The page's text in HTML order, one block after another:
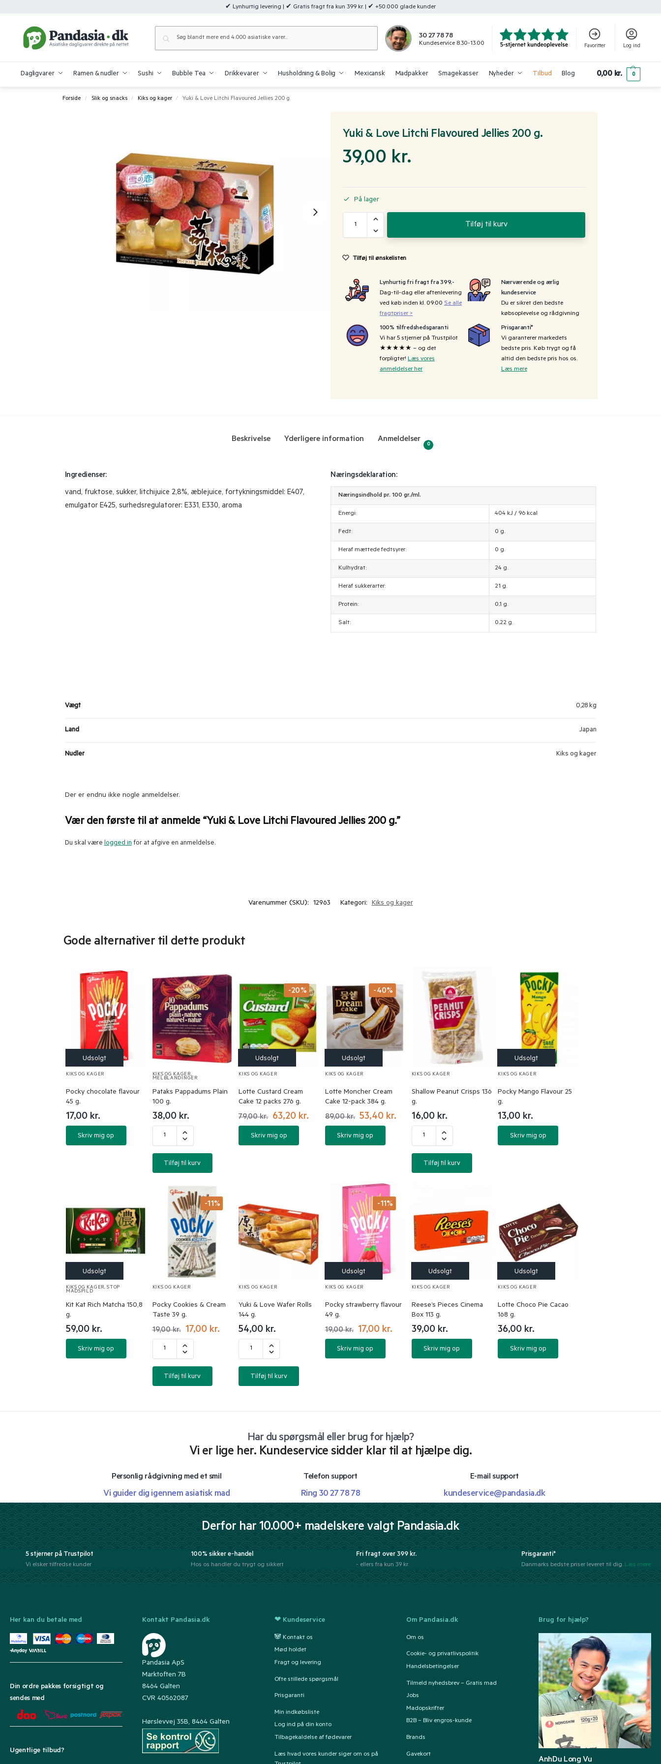
✔ Lynhurtig levering | ✔ Gratis fragt fra kun 399 kr. | ✔ +50.000 glade kunder
30 27 78 78
Kundeservice 8.30-13.00 Favoritter Log ind
Dagligvarer Ramen & nudler Sushi Bubble Tea Drikkevarer Husholdning & Bolig Mexicansk Madpakker Smagekasser Nyheder Tilbud Blog 0,00 kr. 0
Forside / Slik og snacks / Kiks og kager / Yuki & Love Litchi Flavoured Jellies 200 g.
Yuki & Love Litchi Flavoured Jellies 200 g.
39,00 kr.
På lager
Tilføj til kurv
Tilføj til ønskelisten
Lynhurtig fri fragt fra 399,-
Dag-til-dag eller aftenlevering
ved køb inden kl. 09:00 Se alle
fragtpriser >
Nærværende og ærlig
kundeservice
Du er sikret den bedste
købsoplevelse og rådgivning
100% tilfredshedsgaranti
Vi har 5 stjerner på Trustpilot
★★★★★ – og det
forpligter! Læs vores
anmeldelser her
Prisgaranti*
Vi garanterer markedets
bedste pris. Køb trygt og få
altid den bedste pris hos os.
Læs mere
Beskrivelse Yderligere information Anmeldelser
0
Ingredienser:
vand, fruktose, sukker, litchijuice 2,8%, æblejuice, fortykningsmiddel: E407,
emulgator E425, surhedsregulatorer: E331, E330, aroma
Næringsdeklaration:
Næringsindhold pr. 100 gr./ml.
Energi: 404 kJ / 96 kcal
Fedt: 0 g.
Heraf mættede fedtsyrer: 0 g.
Kulhydrat: 24 g.
Heraf sukkerarter: 21 g.
Protein: 0,1 g.
Salt: 0,22 g.
Vægt 0,28 kg
Land Japan
Nudler Kiks og kager
Der er endnu ikke nogle anmeldelser.
Vær den første til at anmelde “Yuki & Love Litchi Flavoured Jellies 200 g.”
Du skal værelogged infor at afgive en anmeldelse.
Varenummer (SKU): 12963 Kategori: Kiks og kager
Gode alternativer til dette produkt
KIKS OG KAGER
Pocky chocolate flavour
45 g.
17,00 kr.
Skriv mig op
KIKS OG KAGER,
MELBLANDINGER
Pataks Pappadums Plain
100 g.
38,00 kr.
Tilføj til kurv
-20%
KIKS OG KAGER
Lotte Custard Cream
Cake 12 packs 276 g.
79,00kr. 63,20 kr.
Skriv mig op
-40%
KIKS OG KAGER
Lotte Moncher Cream
Cake 12-pack 384 g.
89,00kr. 53,40 kr.
Skriv mig op
KIKS OG KAGER
Shallow Peanut Crisps 136
g.
16,00 kr.
Tilføj til kurv
KIKS OG KAGER
Pocky Mango Flavour 25
g.
13,00 kr.
Skriv mig op
KIKS OG KAGER,STOP
MADSPILD
Kit Kat Rich Matcha 150,8
g.
59,00 kr.
Skriv mig op
-11%
KIKS OG KAGER
Pocky Cookies & Cream
Taste 39 g.
19,00kr. 17,00 kr.
Tilføj til kurv
KIKS OG KAGER
Yuki & Love Wafer Rolls
144 g.
54,00 kr.
Tilføj til kurv
-11%
KIKS OG KAGER
Pocky strawberry flavour
49 g.
19,00kr. 17,00 kr.
Skriv mig op
KIKS OG KAGER
Reese’s Pieces Cinema
Box 113 g.
39,00 kr.
Skriv mig op
KIKS OG KAGER
Lotte Choco Pie Cacao
168 g.
36,00 kr.
Skriv mig op
Har du spørgsmål eller brug for hjælp?
Vi er lige her. Kundeservice sidder klar til at hjælpe dig.
Personlig rådgivning med et smil
Vi guider dig igennem asiatisk mad
Telefon support
Ring 30 27 78 78
E-mail support
kundeservice@pandasia.dk
Derfor har 10.000+ madelskere valgt Pandasia.dk
5 stjerner på Trustpilot
Vi elsker tilfredse kunder
100% sikker e-handel
Hos os handler du trygt og sikkert
Fri fragt over 399 kr.
- ellers fra kun 39 kr.
Prisgaranti*
Danmarks bedste priser leveret til dig. Læs mere
Her kan du betale med
Din ordre pakkes forsigtigt og
sendes med
Ugentlige tilbud?
Kontakt Pandasia.dk
Pandasia ApS
Marktoften 7B
8464 Galten
CVR 40562087
Hørslevvej 35B, 8464 Galten
❤ Kundeservice
🐼 Kontakt os
Mød holdet
Fragt og levering
Ofte stillede spørgsmål
Prisgaranti
Min indkøbsliste
Log ind på din konto
Tilbagekaldelse af fødevarer
Læs hvad vores kunder siger om os på
Om Pandasia.dk
Om os
Cookie- og privatlivspolitik
Handelsbetingelser
Tilmeld nyhedsbrev – Gratis mad
Jobs
Madopskrifter
B2B – Bliv engros-kunde
Brands
Gavekort
Brug for hjælp?
AnhDu Long Vu